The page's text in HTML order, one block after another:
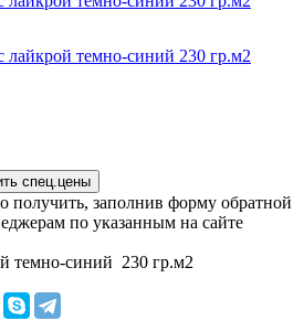
спец.цены
заполнив форму обратной
по указанным на сайте
темно-синий 230 гр.м2